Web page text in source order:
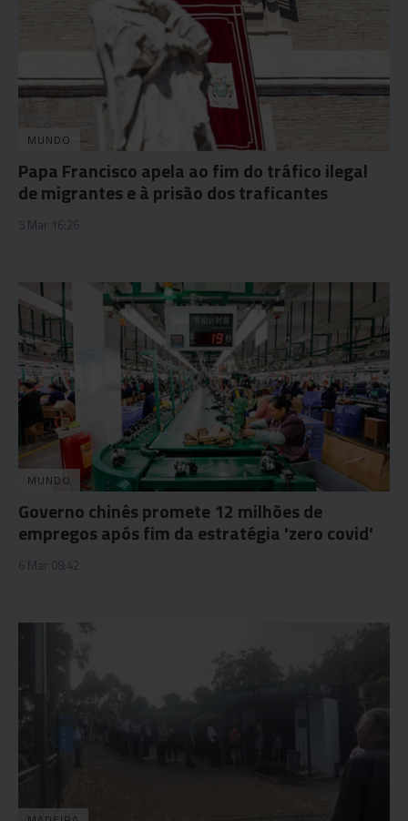
MUNDO
Papa Francisco apela ao fim do tráfico ilegal
de migrantes e à prisão dos traficantes
5 Mar 16:26
MUNDO
Governo chinês promete 12 milhões de
empregos após fim da estratégia 'zero covid'
6 Mar 08:42